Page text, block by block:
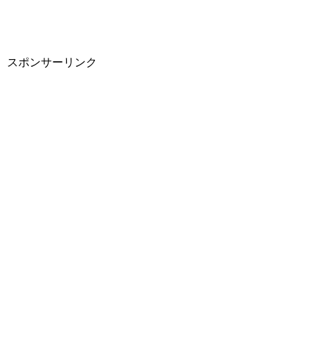
スポンサーリンク